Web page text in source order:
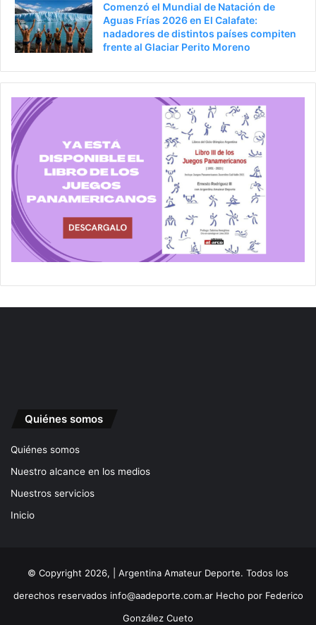
Comenzó el Mundial de Natación de
Aguas Frías 2026 en El Calafate:
nadadores de distintos países compiten
frente al Glaciar Perito Moreno
Quiénes somos
Quiénes somos
Nuestro alcance en los medios
Nuestros servicios
Inicio
© Copyright 2026, | Argentina Amateur Deporte. Todos los
derechos reservados info@aadeporte.com.arHecho por Federico
González Cueto